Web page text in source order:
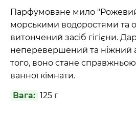
Парфумоване мило
морськими водоростями та
витончений засіб гігієни.
неперевершений та ніжний
того, воно стане
ванної кімнати.
Вага: 125 г